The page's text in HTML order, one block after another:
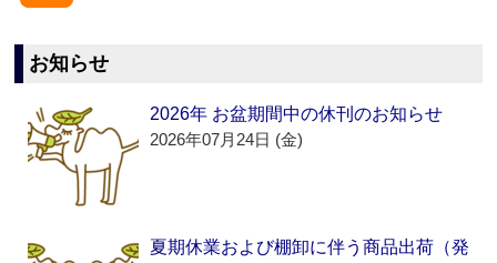
お知らせ
2026年 お盆期間中の休刊のお知らせ
2026年07月24日 (金)
夏期休業および棚卸に伴う商品出荷（発